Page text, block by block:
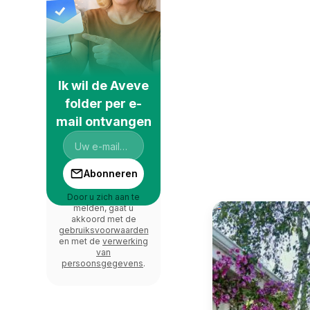
Ik wil de Aveve
folder per e-
mail ontvangen
Abonneren
Door u zich aan te
melden, gaat u
akkoord met de
gebruiksvoorwaarden
en met de verwerking
van
persoonsgegevens.